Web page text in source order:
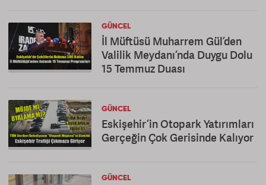
GÜNCEL
İl Müftüsü Muharrem Gül’den
Valilik Meydanı’nda Duygu Dolu
15 Temmuz Duası
GÜNCEL
Eskişehir’in Otopark Yatırımları
Gerçeğin Çok Gerisinde Kalıyor
GÜNCEL